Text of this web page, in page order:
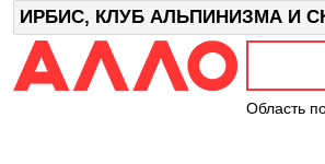
ИРБИС, КЛУБ АЛЬПИНИЗМА И
Область